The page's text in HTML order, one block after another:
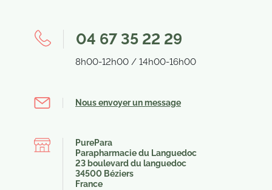
04 67 35 22 29
8h00-12h00 / 14h00-16h00
Nous envoyer un message
PurePara
Parapharmacie du Languedoc
23 boulevard du languedoc
34500 Béziers
France